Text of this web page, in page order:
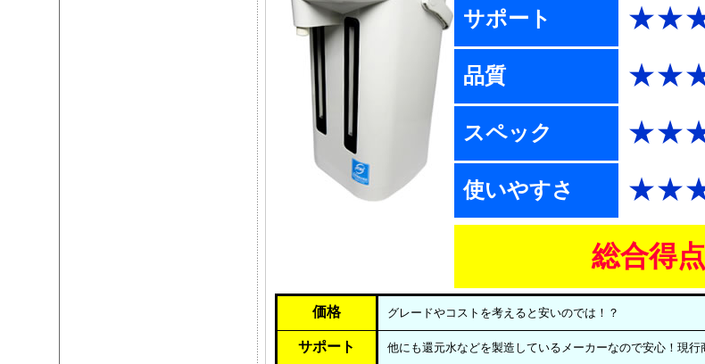
サポート
品質
スペック
使いやすさ
総合得
価格 グレードやコストを考えると安いのでは！？
サポート 他にも還元水などを製造しているメーカーなので安心！現